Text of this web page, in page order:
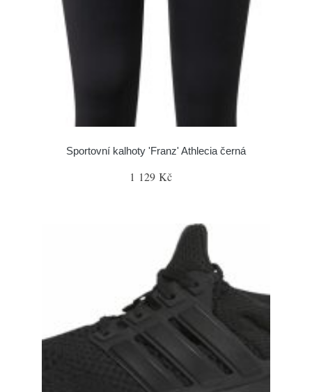
Sportovní kalhoty 'Franz' Athlecia černá
1 129 Kč